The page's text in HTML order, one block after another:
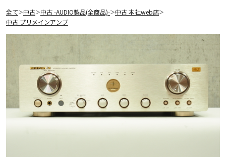
全て＞中古＞中古 -AUDIO製品(全商品)-＞中古 本社web店＞
中古 プリメインアンプ